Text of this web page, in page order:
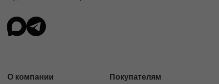
О компании Покупателям